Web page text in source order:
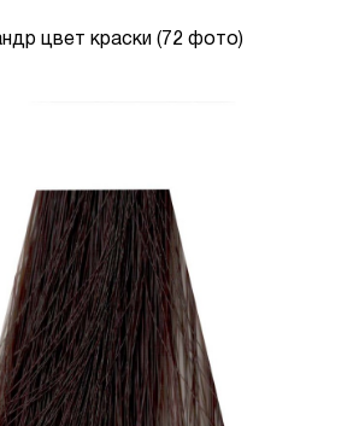
цвет краски (72 фото)